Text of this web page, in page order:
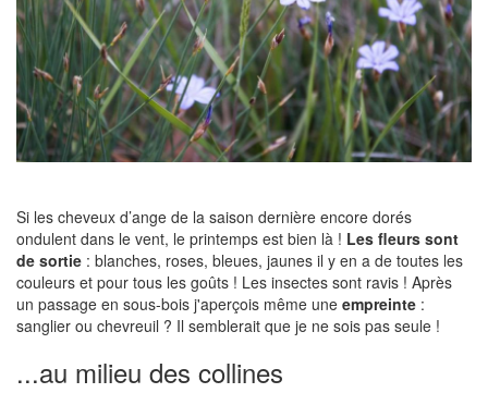
Si les cheveux d’ange de la saison dernière encore dorés
ondulent dans le vent, le printemps est bien là ! Les fleurs sont
de sortie : blanches, roses, bleues, jaunes il y en a de toutes les
couleurs et pour tous les goûts ! Les insectes sont ravis ! Après
un passage en sous-bois j'aperçois même une empreinte :
sanglier ou chevreuil ? Il semblerait que je ne sois pas seule !
...au milieu des collines